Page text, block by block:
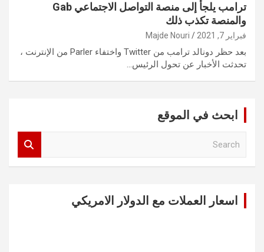
ترامب يلجأ إلى منصة التواصل الاجتماعي Gab
والمنصة تكذب ذلك
فبراير 7, 2021 Majde Nouri
بعد حظر دونالد ترامب من Twitter واختفاء Parler من الإنترنت ،
تحدثت الأخبار عن تحول الرئيس…
ابحث في الموقع
اسعار العملات مع الدولار الامريكي